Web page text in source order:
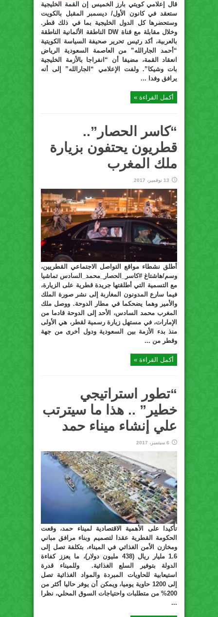
قال إعلامي كويتي بارز الخميس إن القمة الخليجية
ستعقد في كانون الأول/ ديسمبر المقبل بالكويت
وستحضرها كل الدول الخليجية بما في ذلك قطر.
وخلال مقابلة مع قناة DW الناطقة الألمانية الناطقة
بالعربية، أكد رئيس تحرير صحيفة السياسة الكويتية
“أحمد الجارالله” من العاصمة السعودية الرياض
انعقاد القمة، مضيفا أن “انفراجا بالأزمة الخليجية
بات وشيكا”. ولفت الإعلامي “الجارالله” إلى أنه
يرافق وفدا ...
أكمل القراءة »
“كاسر الحصار”..
قطريون يحتفون بزيارة
ملك المغرب
13 نوفمبر، 2017
أطلق نشطاء مواقع التواصل الاجتماعي القطريين،
وسم/هاشتاغ #كاسر_الحصار_محمد_السادس تماشيا
مع التسمية التي أطلقتها جريدة قطرية على الزيارة،
فيما سارع المدونون المغاربة إلى نشر صورة الملك
والأمير وهما يضحكما في مطار الدوحة. ووصل ملك
المغرب محمد السادس، الأحد إلى الدوحة قادما من
الإمارات، في مستهل زيارة رسمية لقطر، هي الأولى
منذ بدء الأزمة بين السعودية ودول أخرى من جهة
وقطر من ...
أكمل القراءة »
“تطور استراتيجي
خطير” .. هذا ما سيترتب
علي إنشاء ميناء حمد
6 سبتمبر، 2017
تأكيدا على الأهمية الاقتصادية لميناء حمد، وقعت
الحكومة القطرية عقدا لتصميم وبناء مرافق مباني
ومخازن الأمن الغذائي في الميناء، بتكلفة تصل إلى
1.6 مليار ريال (438 مليون دولار)، ما يعزز كفاءة
الدولة بتوفير السلع الغذائية. وللميناء قدرة
استيعابية للحاويات المبردة والمواد الغذائية تصل
إلى 1200 حاوية يوميا، ويمكن أن يوفر حاليا أكثر من
200% من متطلبات واحتياجات السوق المحلي، نظرا
...